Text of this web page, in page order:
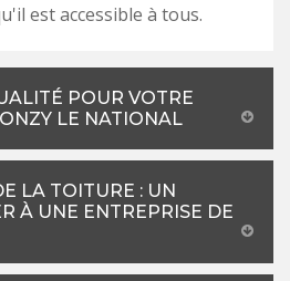
est accessible à tous.
POUR VOTRE
LE NATIONAL
LA TOITURE : UN
À UNE ENTREPRISE DE